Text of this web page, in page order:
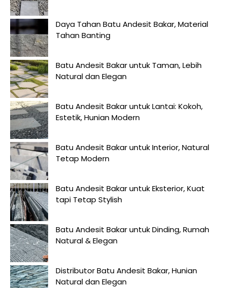
Daya Tahan Batu Andesit Bakar, Material
Tahan Banting
Batu Andesit Bakar untuk Taman, Lebih
Natural dan Elegan
Batu Andesit Bakar untuk Lantai: Kokoh,
Estetik, Hunian Modern
Batu Andesit Bakar untuk Interior, Natural
Tetap Modern
Batu Andesit Bakar untuk Eksterior, Kuat
tapi Tetap Stylish
Batu Andesit Bakar untuk Dinding, Rumah
Natural & Elegan
Distributor Batu Andesit Bakar, Hunian
Natural dan Elegan